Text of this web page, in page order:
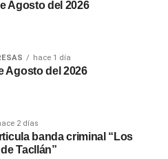
extraordinaria de
remunerativo ni
sociales ni servirá
la compensación por
Agosto del 2026
hace 1 día
Agosto del 2026
2 días
banda criminal “Los
Tacllán”